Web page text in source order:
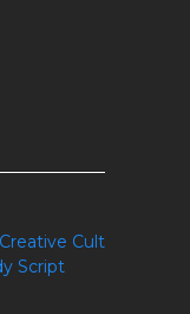
Creative Cult
Script